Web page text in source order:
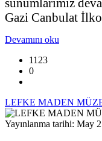
sunumlarımız
Gazi Canbulat
Devamını oku
1123
0
LEFKE MADEN
Yayınlanma tarihi: May